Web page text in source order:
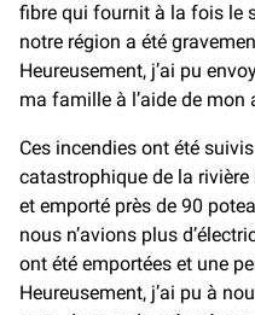
fibre qui fournit à la fois le
notre région a été
Heureusement, j’ai pu
ma famille à l’aide de mon
Ces incendies ont été
catastrophique de la
et emporté près de 90
nous n’avions plus
ont été emportées et une
Heureusement, j’ai pu à